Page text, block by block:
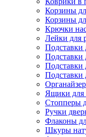
Корзины
Корзины
Крючки
Лейки для
Подставки
Подставки
Подставки
Подставки
Ящики для
Стопперы
Ручки
Флаконы
Шкуры